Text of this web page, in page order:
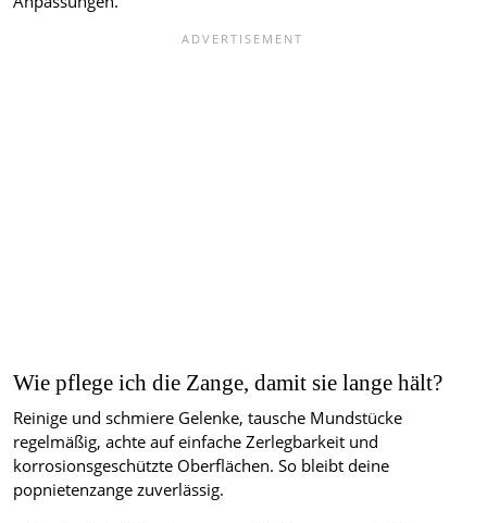
Wie pflege ich die Zange, damit sie lange hält?
Reinige und schmiere Gelenke, tausche Mundstücke
regelmäßig, achte auf einfache Zerlegbarkeit und
korrosionsgeschützte Oberflächen. So bleibt deine
popnietenzange zuverlässig.